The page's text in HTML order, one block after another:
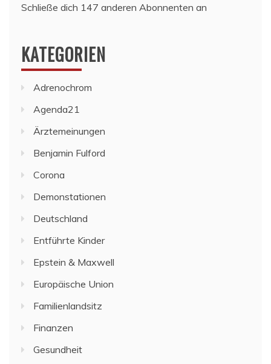
Schließe dich 147 anderen Abonnenten an
KATEGORIEN
Adrenochrom
Agenda21
Ärztemeinungen
Benjamin Fulford
Corona
Demonstationen
Deutschland
Entführte Kinder
Epstein & Maxwell
Europäische Union
Familienlandsitz
Finanzen
Gesundheit